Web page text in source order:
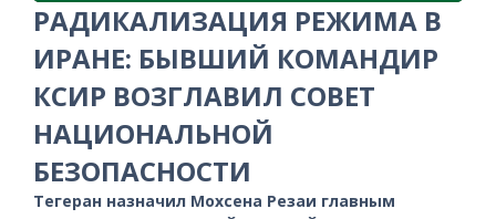
РАДИКАЛИЗАЦИЯ РЕЖИМА В
ИРАНЕ: БЫВШИЙ КОМАНДИР
КСИР ВОЗГЛАВИЛ СОВЕТ
НАЦИОНАЛЬНОЙ
БЕЗОПАСНОСТИ
Тегеран назначил Мохсена Резаи главным